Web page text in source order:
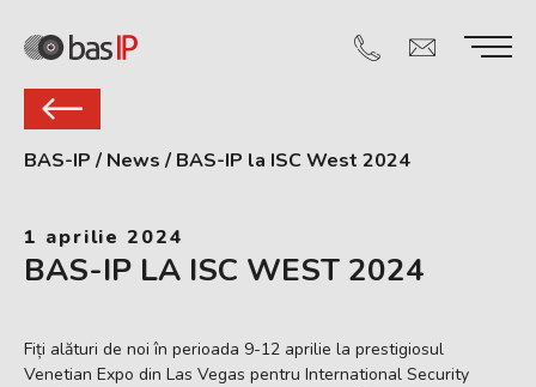
BAS-IP / News / BAS-IP la ISC West 2024
1 aprilie 2024
BAS-IP LA ISC WEST 2024
Fiți alături de noi în perioada 9-12 aprilie la prestigiosul
Venetian Expo din Las Vegas pentru International Security